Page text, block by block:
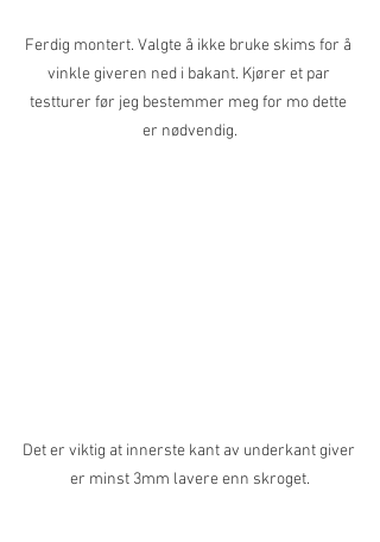
Ferdig montert. Valgte å ikke bruke skims for å
vinkle giveren ned i bakant. Kjører et par
testturer før jeg bestemmer meg for mo dette
er nødvendig.
Det er viktig at innerste kant av underkant giver
er minst 3mm lavere enn skroget.